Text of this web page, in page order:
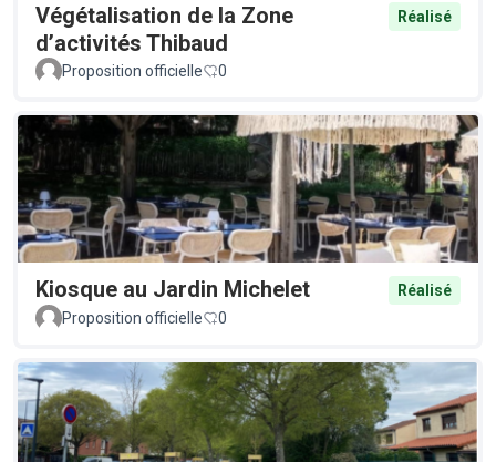
Végétalisation de la Zone
d’activités Thibaud
Réalisé
Proposition officielle 0
Kiosque au Jardin Michelet
Réalisé
Proposition officielle
0